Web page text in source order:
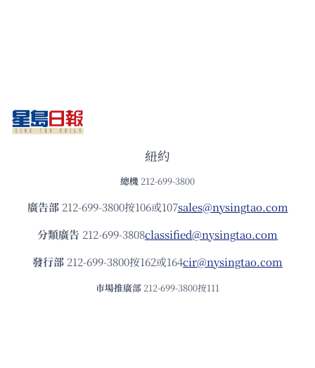
紐約
總機 212-699-3800
廣告部212-699-3800按106或107sales@nysingtao.com
分類廣告 212-699-3808classified@nysingtao.com
發⾏部 212-699-3800按162或164cir@nysingtao.com
市場推廣部 212-699-3800按111